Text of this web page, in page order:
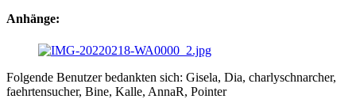
Anhänge:
Folgende Benutzer bedankten sich: Gisela, Dia, charlyschnarcher,
faehrtensucher, Bine, Kalle, AnnaR, Pointer